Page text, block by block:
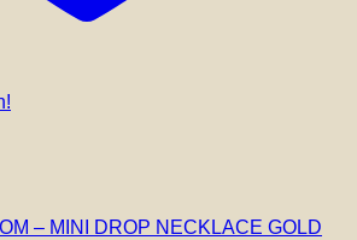
– MINI DROP NECKLACE GOLD